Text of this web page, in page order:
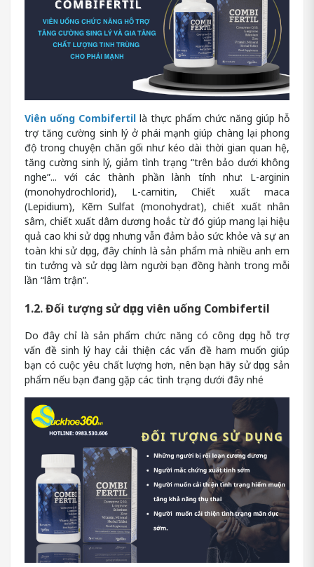
Viên uống Combifertil là thực phẩm chức năng giúp hỗ
trợ tăng cường sinh lý ở phái mạnh giúp chàng lại phong
độ trong chuyện chăn gối như kéo dài thời gian quan hệ,
tăng cường sinh lý, giảm tình trạng “trên bảo dưới không
nghe”... với các thành phần lành tính như: L-arginin
(monohydrochlorid), L-carnitin, Chiết xuất maca
(Lepidium), Kẽm Sulfat (monohydrat), chiết xuất nhân
sâm, chiết xuất dâm dương hoắc từ đó giúp mang lại hiệu
quả cao khi sử dụng nhưng vẫn đảm bảo sức khỏe và sự an
toàn khi sử dụng, đây chính là sản phẩm mà nhiều anh em
tin tưởng và sử dụng làm người bạn đồng hành trong mỗi
lần “lâm trận”.
1.2. Đối tượng sử dụng viên uống Combifertil
Do đây chỉ là sản phẩm chức năng có công dụng hỗ trợ
vấn đề sinh lý hay cải thiện các vấn đề ham muốn giúp
bạn có cuộc yêu chất lượng hơn, nên bạn hãy sử dụng sản
phẩm nếu bạn đang gặp các tình trạng dưới đây nhé